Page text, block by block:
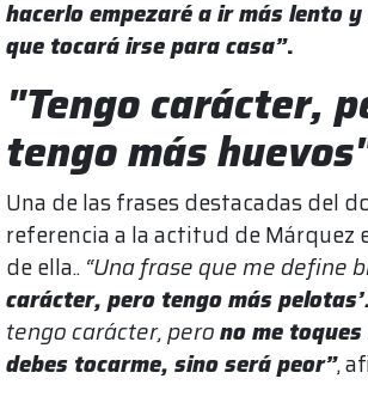
hacerlo empezaré a ir más lento
que tocará irse para casa”.
"Tengo carácter,
tengo más
Una de las frases destacadas del
referencia a la actitud de Márquez
de ella.. “Una frase que me define
carácter, pero tengo más
tengo carácter, perono me
debes tocarme, sino será peor”,